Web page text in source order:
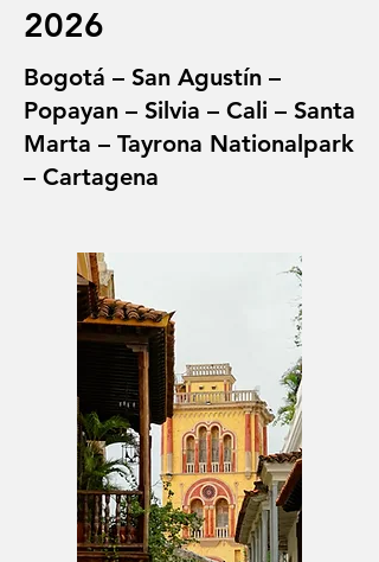
2026
Bogotá – San Agustín –
Popayan – Silvia – Cali – Santa
Marta – Tayrona Nationalpark
– Cartagena